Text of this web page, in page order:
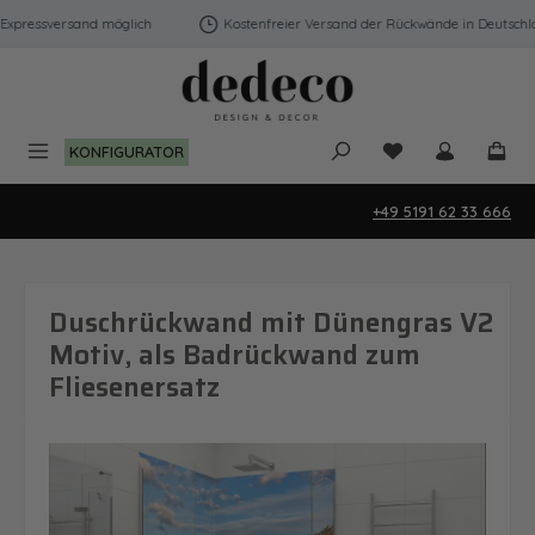
Zum Hauptinhalt springen
möglich Kostenfreier Versand der Rückwände in
KONFIGURATOR Du hast 0
+49 5191 62 33 666
Duschrückwand mit Dünengras V2
Motiv, als Badrückwand zum
Fliesenersatz
Bildergalerie überspringen